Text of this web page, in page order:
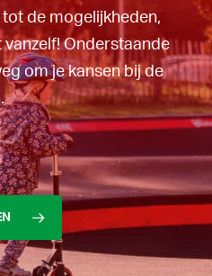
de mogelijkheden,
Onderstaande
om je kansen bij de